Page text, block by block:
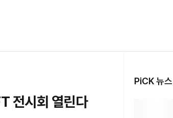
전시회 열린다
PiCK 뉴스